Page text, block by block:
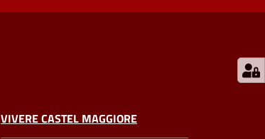
VIVERE CASTEL MAGGIORE